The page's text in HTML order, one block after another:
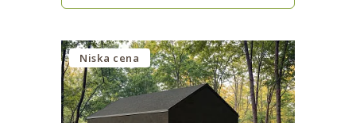
Niska cena